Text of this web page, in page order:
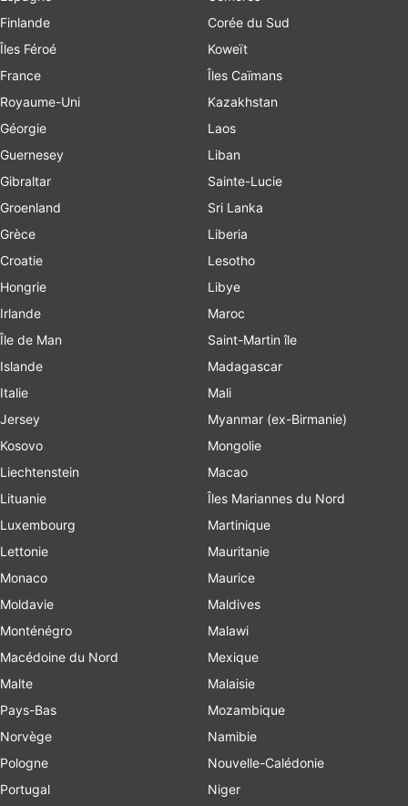
Finlande
Îles Féroé
France
Royaume-Uni
Géorgie
Guernesey
Gibraltar
Groenland
Grèce
Croatie
Hongrie
Irlande
Île de Man
Islande
Italie
Jersey
Kosovo
Liechtenstein
Lituanie
Luxembourg
Lettonie
Monaco
Moldavie
Monténégro
Macédoine du Nord
Malte
Pays-Bas
Norvège
Pologne
Portugal
Corée du Sud
Koweït
Îles Caïmans
Kazakhstan
Laos
Liban
Sainte-Lucie
Sri Lanka
Liberia
Lesotho
Libye
Maroc
Saint-Martin île
Madagascar
Mali
Myanmar (ex-Birmanie)
Mongolie
Macao
Îles Mariannes du Nord
Martinique
Mauritanie
Maurice
Maldives
Malawi
Mexique
Malaisie
Mozambique
Namibie
Nouvelle-Calédonie
Niger